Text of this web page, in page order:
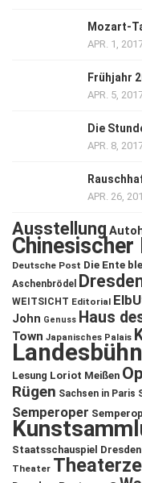
Mozart-
APR. 1,
Frühjahr
APR. 5,
Die
APR. 8,
APR. 26,
Ausstellung
Deutsche Post Die Ente
Aschenbrödel
WEITSICHT Editorial
John Genuss Haus
Town Japanisches Palais
Lesung Loriot Meißen
Rügen Sachsen in Paris
Semperoper
Staatsschauspiel Dresden
Theater